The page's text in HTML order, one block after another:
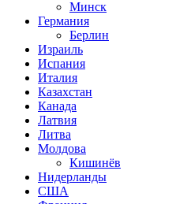
Минск
Германия
Берлин
Израиль
Испания
Италия
Казахстан
Канада
Латвия
Литва
Молдова
Кишинёв
Нидерланды
США